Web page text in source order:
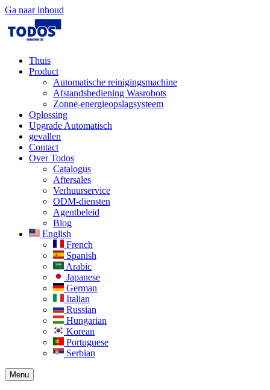
Ga naar inhoud
Thuis
Product
Automatische reinigingsmachine
Afstandsbediening Wasrobots
Zonne-energieopslagsysteem
Oplossing​
Upgrade Automatisch
gevallen
Contact
Over Todos
Catalogus
Aftersales
Verhuurservice
ODM-diensten
Agentbeleid
Blog
English
French
Spanish
Arabic
Japanese
German
Italian
Russian
Hungarian
Korean
Portuguese
Serbian
Menu